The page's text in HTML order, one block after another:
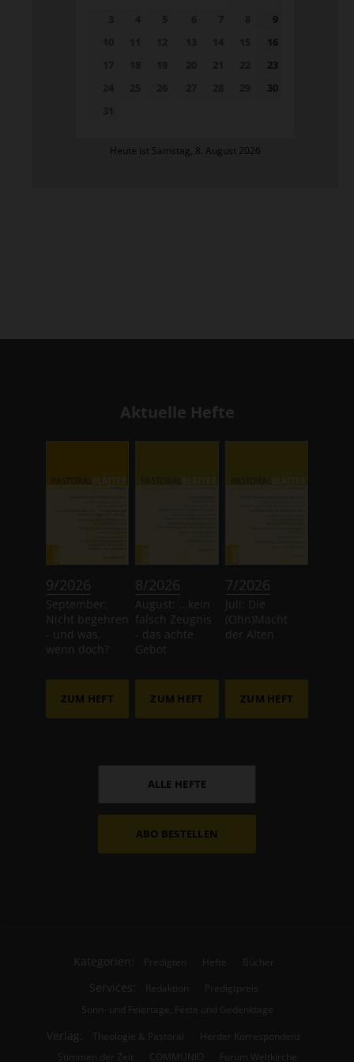
9
16
23
30
Heute ist Samstag, 8. August 2026
Aktuelle Hefte
9/2026
September:
Nicht begehren
- und was,
wenn doch?
ZUM HEFT
8/2026
August: ...kein
falsch Zeugnis
- das achte
Gebot
ZUM HEFT
7/2026
Juli: Die
(Ohn)Macht
der Alten
ZUM HEFT
ALLE HEFTE
ABO BESTELLEN
Kategorien: Predigten Hefte Bücher
Services: Redaktion
Predigtpreis
Sonn- und Feiertage, Feste und Gedenktage
Verlag: Theologie & Pastoral
Herder Korrespondenz
Stimmen der Zeit
COMMUNIO
Forum Weltkirche